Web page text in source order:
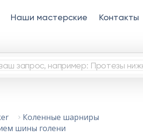
Наши мастерские Контакты
Коленные шарниры
шины голени